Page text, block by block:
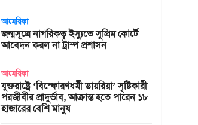
আমেরিকা
জন্মসূত্রে নাগরিকত্ব ইস্যুতে সুপ্রিম কোর্টে
আবেদন করল না ট্রাম্প প্রশাসন
আমেরিকা
যুক্তরাষ্ট্রে ‘বিস্ফোরণধর্মী ডায়রিয়া’ সৃষ্টিকারী
পরজীবীর প্রাদুর্ভাব, আক্রান্ত হতে পারেন ১৮
হাজারের বেশি মানুষ